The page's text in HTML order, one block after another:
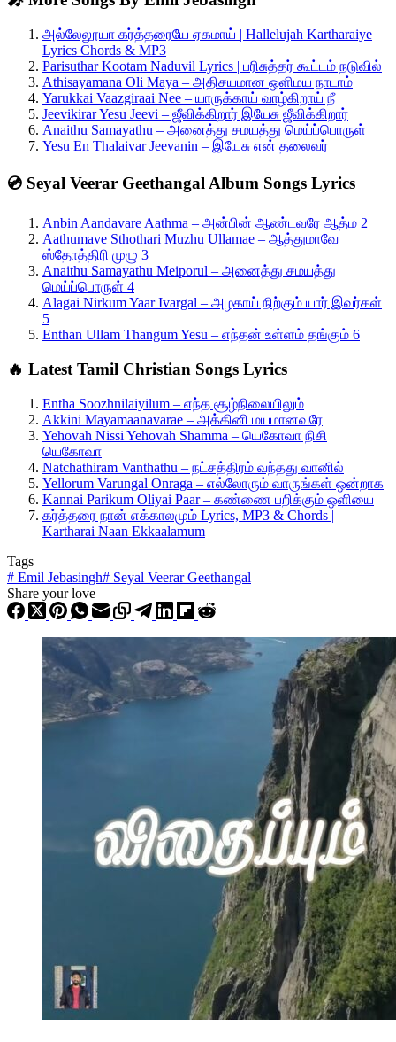
அல்லேலூயா கர்த்தரையே ஏகமாய் | Hallelujah Kartharaiye
Lyrics Chords & MP3
Parisuthar Kootam Naduvil Lyrics | பரிசுத்தர் கூட்டம் நடுவில்
Athisayamana Oli Maya – அதிசயமான ஒளிமய நாடாம்
Yarukkai Vaazgiraai Nee – யாருக்காய் வாழ்கிறாய் நீ
Jeevikirar Yesu Jeevi – ஜீவிக்கிறார் இயேசு ஜீவிக்கிறார்
Anaithu Samayathu – அனைத்து சமயத்து மெய்ப்பொருள்
Yesu En Thalaivar Jeevanin – இயேசு என் தலைவர்
💿 Seyal Veerar Geethangal Album Songs Lyrics
Anbin Aandavare Aathma – அன்பின் ஆண்டவரே ஆத்ம 2
Aathumave Sthothari Muzhu Ullamae – ஆத்துமாவே
ஸ்தோத்திரி முழு 3
Anaithu Samayathu Meiporul – அனைத்து சமயத்து
மெய்ப்பொருள் 4
Alagai Nirkum Yaar Ivargal – அழகாய் நிற்கும் யார் இவர்கள்
5
Enthan Ullam Thangum Yesu – எந்தன் உள்ளம் தங்கும் 6
🔥 Latest Tamil Christian Songs Lyrics
Entha Soozhnilaiyilum – எந்த சூழ்நிலையிலும்
Akkini Mayamaanavarae – அக்கினி மயமானவரே
Yehovah Nissi Yehovah Shamma – யெகோவா நிசி
யெகோவா
Natchathiram Vanthathu – நட்சத்திரம் வந்தது வானில்
Yellorum Varungal Onraga – எல்லோரும் வாருங்கள் ஒன்றாக
Kannai Parikum Oliyai Paar – கண்ணை பறிக்கும் ஒளியை
கர்த்தரை நான் எக்காலமும் Lyrics, MP3 & Chords |
Kartharai Naan Ekkaalamum
Tags
# Emil Jebasingh# Seyal Veerar Geethangal
Share your love